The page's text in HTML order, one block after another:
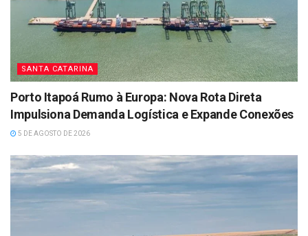
SANTA CATARINA
Porto Itapoá Rumo à Europa: Nova Rota Direta
Impulsiona Demanda Logística e Expande Conexões
5 DE AGOSTO DE 2026